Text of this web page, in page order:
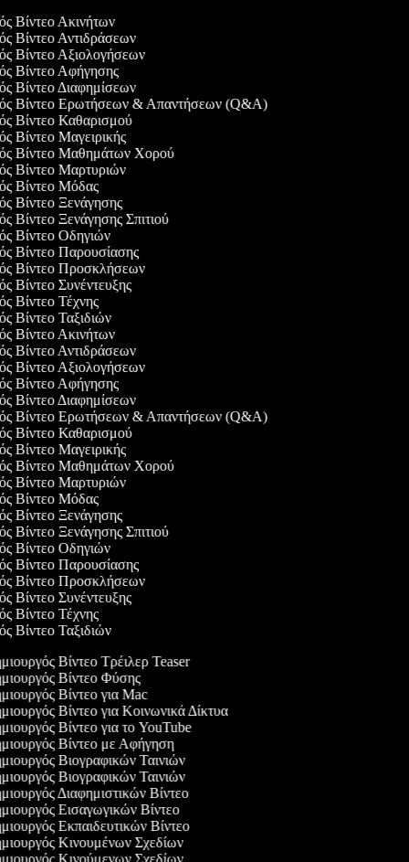
Βίντεο Ακινήτων
Βίντεο Αντιδράσεων
Βίντεο Αξιολογήσεων
Βίντεο Αφήγησης
Βίντεο Διαφημίσεων
Βίντεο Ερωτήσεων & Απαντήσεων (Q&A)
Βίντεο Καθαρισμού
Βίντεο Μαγειρικής
Βίντεο Μαθημάτων Χορού
Βίντεο Μαρτυριών
Βίντεο Μόδας
Βίντεο Ξενάγησης
Βίντεο Ξενάγησης Σπιτιού
Βίντεο Οδηγιών
Βίντεο Παρουσίασης
Βίντεο Προσκλήσεων
Βίντεο Συνέντευξης
Βίντεο Τέχνης
Βίντεο Ταξιδιών
Βίντεο Ακινήτων
Βίντεο Αντιδράσεων
Βίντεο Αξιολογήσεων
Βίντεο Αφήγησης
Βίντεο Διαφημίσεων
Βίντεο Ερωτήσεων & Απαντήσεων (Q&A)
Βίντεο Καθαρισμού
Βίντεο Μαγειρικής
Βίντεο Μαθημάτων Χορού
Βίντεο Μαρτυριών
Βίντεο Μόδας
Βίντεο Ξενάγησης
Βίντεο Ξενάγησης Σπιτιού
Βίντεο Οδηγιών
Βίντεο Παρουσίασης
Βίντεο Προσκλήσεων
Βίντεο Συνέντευξης
Βίντεο Τέχνης
Βίντεο Ταξιδιών
Βίντεο Τρέιλερ Teaser
Βίντεο Φύσης
Βίντεο για Mac
Βίντεο για Κοινωνικά Δίκτυα
Βίντεο για το YouTube
Βίντεο με Αφήγηση
Βιογραφικών Ταινιών
Βιογραφικών Ταινιών
Διαφημιστικών Βίντεο
Εισαγωγικών Βίντεο
Εκπαιδευτικών Βίντεο
Κινουμένων Σχεδίων